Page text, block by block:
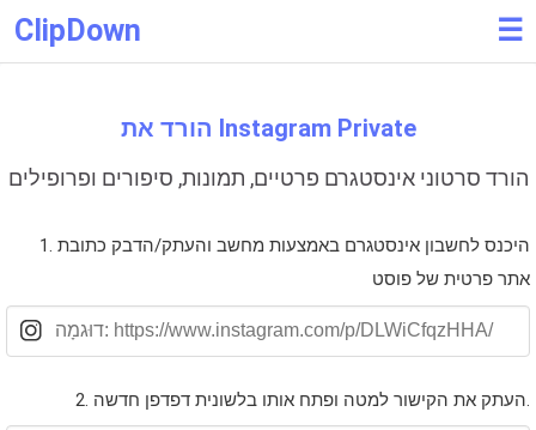
ClipDown ☰
הורד את Instagram Private
הורד סרטוני אינסטגרם פרטיים, תמונות, סיפורים ופרופילים
1. היכנס לחשבון אינסטגרם באמצעות מחשב והעתק/הדבק כתובת
אתר פרטית של פוסט
2. העתק את הקישור למטה ופתח אותו בלשונית דפדפן חדשה.